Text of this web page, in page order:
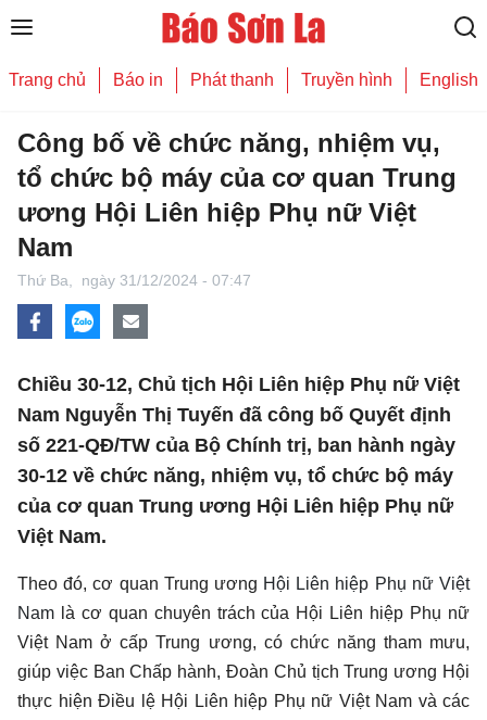
Trang chủ Báo in Phát thanh Truyền hình English
Công bố về chức năng, nhiệm vụ,
tổ chức bộ máy của cơ quan Trung
ương Hội Liên hiệp Phụ nữ Việt
Nam
Thứ Ba, ngày 31/12/2024 - 07:47
Chiều 30-12, Chủ tịch Hội Liên hiệp Phụ nữ Việt
Nam Nguyễn Thị Tuyến đã công bố Quyết định
số 221-QĐ/TW của Bộ Chính trị, ban hành ngày
30-12 về chức năng, nhiệm vụ, tổ chức bộ máy
của cơ quan Trung ương Hội Liên hiệp Phụ nữ
Việt Nam.
Theo đó, cơ quan Trung ương Hội Liên hiệp Phụ nữ Việt
Nam là cơ quan chuyên trách của Hội Liên hiệp Phụ nữ
Việt Nam ở cấp Trung ương, có chức năng tham mưu,
giúp việc Ban Chấp hành, Đoàn Chủ tịch Trung ương Hội
thực hiện Điều lệ Hội Liên hiệp Phụ nữ Việt Nam và các